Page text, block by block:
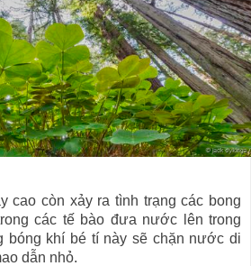
cao còn xảy ra tình trạng các bong
các tế bào đưa nước lên trong
bóng khí bé tí này sẽ chặn nước di
dẫn nhỏ.